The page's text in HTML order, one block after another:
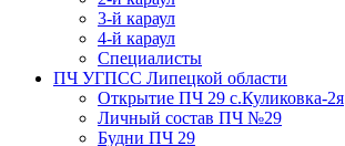
3-й караул
4-й караул
Специалисты
ПЧ УГПСС Липецкой области
Открытие ПЧ 29 с.Куликовка-2я
Личный состав ПЧ №29
Будни ПЧ 29